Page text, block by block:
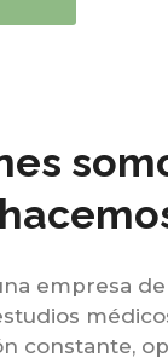
empresa
constante,